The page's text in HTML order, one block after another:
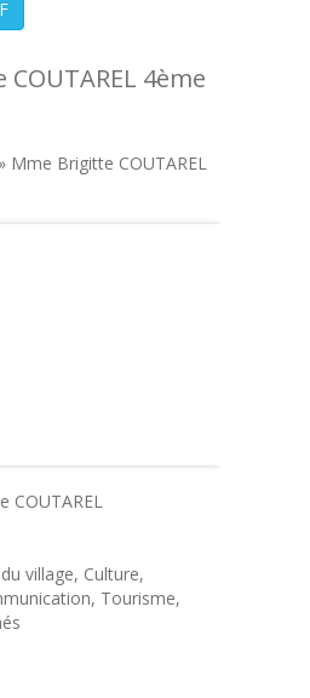
4ème
» Mme Brigitte COUTAREL
COUTAREL
village, Culture,
Tourisme,